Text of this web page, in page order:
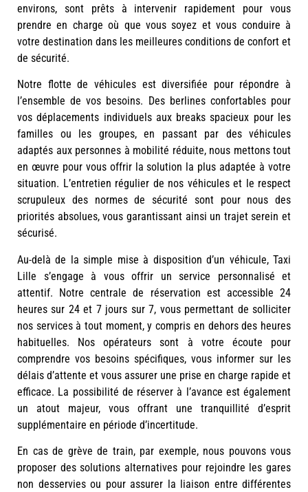
environs, sont prêts à intervenir rapidement pour vous
prendre en charge où que vous soyez et vous conduire à
votre destination dans les meilleures conditions de confort et
de sécurité.
Notre flotte de véhicules est diversifiée pour répondre à
l’ensemble de vos besoins. Des berlines confortables pour
vos déplacements individuels aux breaks spacieux pour les
familles ou les groupes, en passant par des véhicules
adaptés aux personnes à mobilité réduite, nous mettons tout
en œuvre pour vous offrir la solution la plus adaptée à votre
situation. L’entretien régulier de nos véhicules et le respect
scrupuleux des normes de sécurité sont pour nous des
priorités absolues, vous garantissant ainsi un trajet serein et
sécurisé.
Au-delà de la simple mise à disposition d’un véhicule, Taxi
Lille s’engage à vous offrir un service personnalisé et
attentif. Notre centrale de réservation est accessible 24
heures sur 24 et 7 jours sur 7, vous permettant de solliciter
nos services à tout moment, y compris en dehors des heures
habituelles. Nos opérateurs sont à votre écoute pour
comprendre vos besoins spécifiques, vous informer sur les
délais d’attente et vous assurer une prise en charge rapide et
efficace. La possibilité de réserver à l’avance est également
un atout majeur, vous offrant une tranquillité d’esprit
supplémentaire en période d’incertitude.
En cas de grève de train, par exemple, nous pouvons vous
proposer des solutions alternatives pour rejoindre les gares
non desservies ou pour assurer la liaison entre différentes